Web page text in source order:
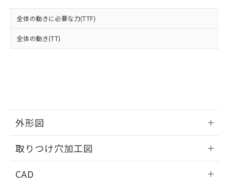
全体の動きに必要な力(TTF)
全体の動き(TT)
外形図
取りつけ穴加工図
CAD
引・商談に必要な範囲で利用すること
をご了承ください。
※当社の共同利用者とは、
の共同利用に関して"
の「1.共同利
とができます。
51物質の非含有証明書（当社基準）
欄に対応日を記載しておりました。
既に当社にて対応品への在庫切替を完了
していることから、特段のことがない限
り、2022年1月12日より割愛しておりま
す。